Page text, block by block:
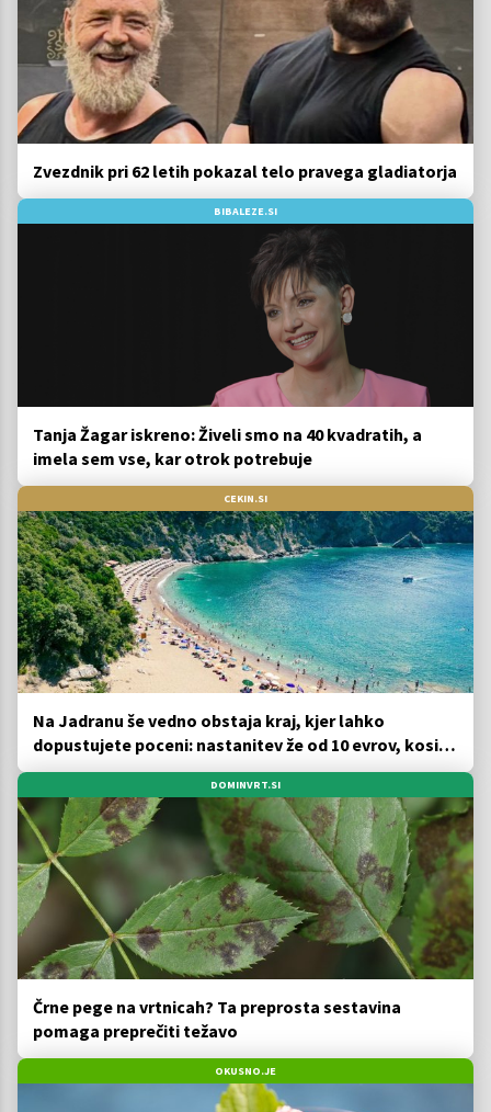
Zvezdnik pri 62 letih pokazal telo pravega gladiatorja
BIBALEZE.SI
Tanja Žagar iskreno: Živeli smo na 40 kvadratih, a
imela sem vse, kar otrok potrebuje
CEKIN.SI
Na Jadranu še vedno obstaja kraj, kjer lahko
dopustujete poceni: nastanitev že od 10 evrov, kosilo
za pet evrov
DOMINVRT.SI
Črne pege na vrtnicah? Ta preprosta sestavina
pomaga preprečiti težavo
OKUSNO.JE